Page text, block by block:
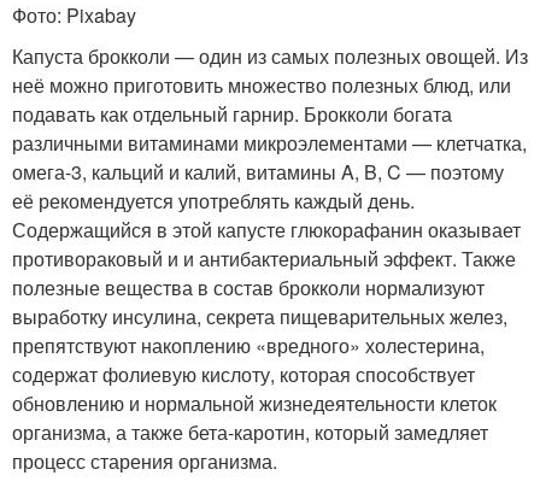
Фото: Pixabay
Капуста брокколи — один из самых полезных овощей. Из
неё можно приготовить множество полезных блюд, или
подавать как отдельный гарнир. Брокколи богата
различными витаминами микроэлементами — клетчатка,
омега-3, кальций и калий, витамины A, B, C — поэтому
её рекомендуется употреблять каждый день.
Содержащийся в этой капусте глюкорафанин оказывает
противораковый и и антибактериальный эффект. Также
полезные вещества в состав брокколи нормализуют
выработку инсулина, секрета пищеварительных желез,
препятствуют накоплению «вредного» холестерина,
содержат фолиевую кислоту, которая способствует
обновлению и нормальной жизнедеятельности клеток
организма, а также бета-каротин, который замедляет
процесс старения организма.